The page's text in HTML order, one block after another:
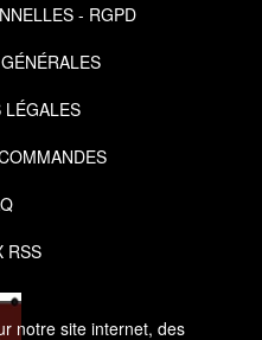
notre site internet, des
- RGPD
LÉGALES
RSS